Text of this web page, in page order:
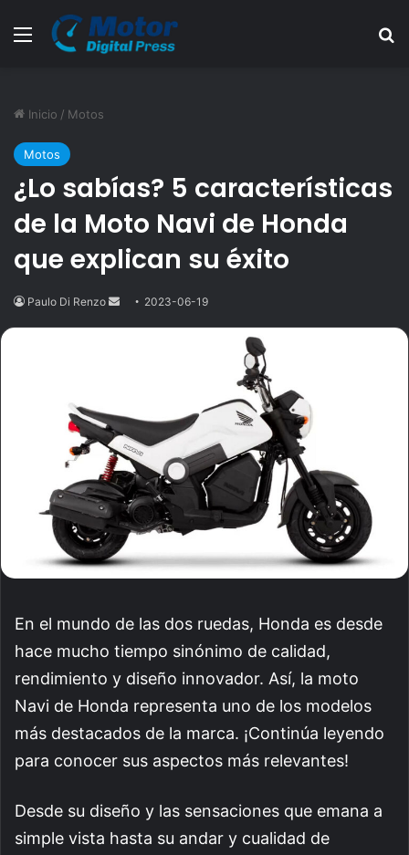
Menú
Inicio / Motos
Motos
¿Lo sabías? 5 características
de la Moto Navi de Honda
que explican su éxito
Paulo Di Renzo
Send2023-06-19
En el mundo de las dos ruedas, Honda es desde
hace mucho tiempo sinónimo de calidad,
rendimiento y diseño innovador. Así, la moto
Navi de Honda representa uno de los modelos
más destacados de la marca. ¡Continúa leyendo
para conocer sus aspectos más relevantes!
Desde su diseño y las sensaciones que emana a
simple vista hasta su andar y cualidad de